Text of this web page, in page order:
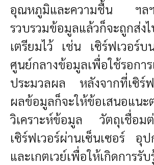
อุณหภูมิและความชื้น ฯ
รวบรวมข้อมูลแล้วก็จะถูกส่ง
เตรียมไว้ เช่น เซิร์ฟเวอร์
ศูนย์กลางข้อมูลเพื่อใช้รอการ
ประมวลผล หลังจากที่เซิร์ฟ
ผลข้อมูลก็จะให้ข้อเสนอแนะ
วิเคราะห์ข้อมูล วัตถุเชื่อม
เซิร์ฟเวอร์ผ่านเซ็นเซอร์ อุ
และเกตเวย์เพื่อให้เกิดการรั